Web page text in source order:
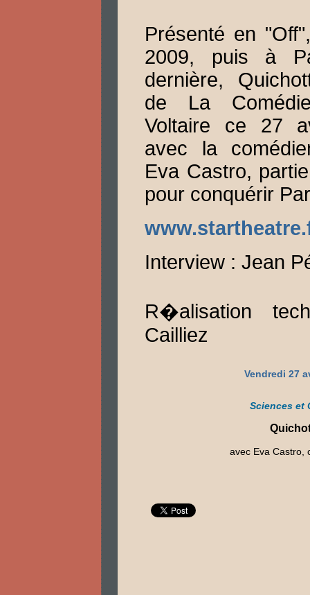
Présenté en
2009, puis à
dernière,
de La
Voltaire ce 27
avec la
Eva Castro,
pour conquérir
Interview : Jean
R�alisation
Cailliez
Vendredi 27
Sciences et
avec Eva Castro,